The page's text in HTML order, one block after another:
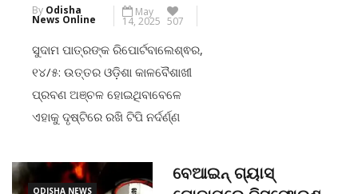
ହୁକିଂ ଆଦି ପାଇଁ ଅଧିକ ଦୁର୍ଘଟଣା
CONTINUE READING
By Odisha
News Online
May
14, 2025 507
ସୁଦାମ ପାତ୍ରଙ୍କ ରିପୋର୍ଟବାଲେଶ୍ଵର,
୧୪/୫: ଉତ୍ତର ଓଡ଼ିଶା କାଳବୈଶାଖୀ
ପ୍ରବଣ ଅଞ୍ଚଳ ହୋଇଥିବାବେଳେ
ଏହାକୁ ଦୃଷ୍ଟିରେ ରଖି ଟିପି ନର୍ଦର୍ଣ୍ଣ
ଲିମିଟେଡ(ଟିପିଏନଓଡିଏଲ) ଗତ କିଛି
ବର୍ଷ ମଧ୍ୟରେ ଅନେକ ଯୁଗାନ୍ତକାରୀ
ODISHA NEWS
ବେଆଇନ୍ ଗ୍ୟାସ୍